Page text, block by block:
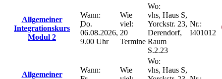
Allgemeiner
Integrationskurs
Modul 2
Wann:
Do.
06.08.2026,
9.00 Uhr
Wie
viel:
20
Termine
Wo:
vhs, Haus S,
Yorckstr. 23,
Derendorf,
Raum
S.2.23
Nr.:
I401012
Allgemeiner
Wann:
Wie
Wo:
vhs, Haus S,